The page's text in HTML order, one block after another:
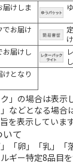
届けしま
でお届け
お届けし
けとなり
」の場合は表示
などとなる場合
を表示しています
て
「卵」「乳」「
ギー特定8品目